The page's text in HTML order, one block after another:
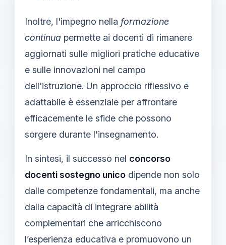
Inoltre, l'impegno nella formazione
continua permette ai docenti di rimanere
aggiornati sulle migliori pratiche educative
e sulle innovazioni nel campo
dell'istruzione. Un approccio riflessivo e
adattabile è essenziale per affrontare
efficacemente le sfide che possono
sorgere durante l'insegnamento.
In sintesi, il successo nel concorso
docenti sostegno unico dipende non solo
dalle competenze fondamentali, ma anche
dalla capacità di integrare abilità
complementari che arricchiscono
l’esperienza educativa e promuovono un